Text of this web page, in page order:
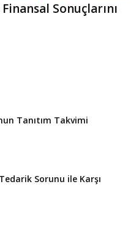
Sonuçlarını
Tanıtım Takvimi
Sorunu ile Karşı